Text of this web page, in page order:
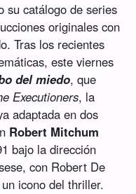
su catálogo de series
originales con
Tras los recientes
este viernes
del miedo, que
Executioners, la
adaptada en dos
Robert Mitchum
bajo la dirección
con Robert De
icono del thriller.